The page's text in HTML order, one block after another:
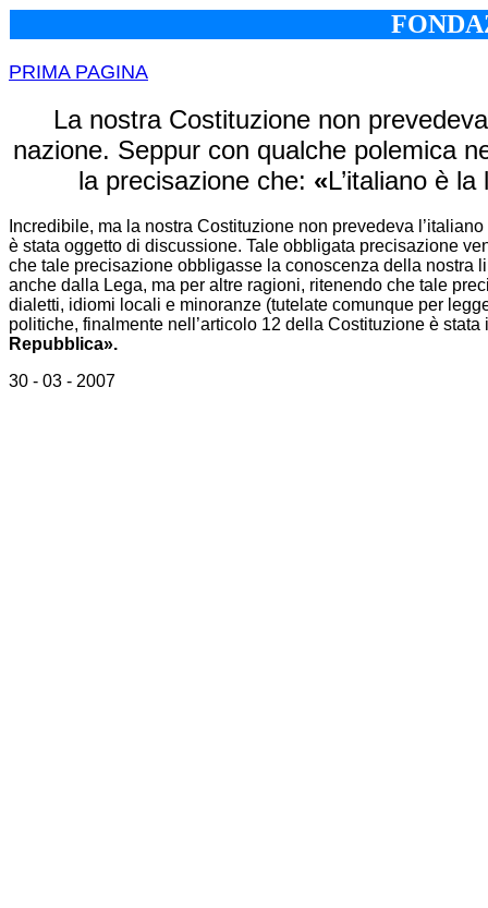
PRIMA PAGINA
La nostra Costituzione non
nazione. Seppur con qualche polemica
la precisazione che: «L’italiano è
Incredibile, ma la nostra Costituzione non prevedeva
è stata oggetto di discussione. Tale obbligata precisazione
che tale precisazione obbligasse la conoscenza della nostra
anche dalla Lega, ma per altre ragioni, ritenendo che tale
dialetti, idiomi locali e minoranze (tutelate comunque per
politiche, finalmente nell’articolo 12 della Costituzione è
Repubblica».
30 - 03 - 2007